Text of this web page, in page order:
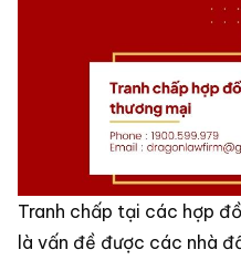
Tranh chấp tại các hợp
là vấn đề được các nhà